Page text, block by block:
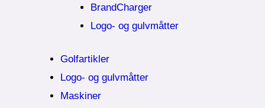
BrandCharger
Logo- og gulvmåtter
Golfartikler
Logo- og gulvmåtter
Maskiner